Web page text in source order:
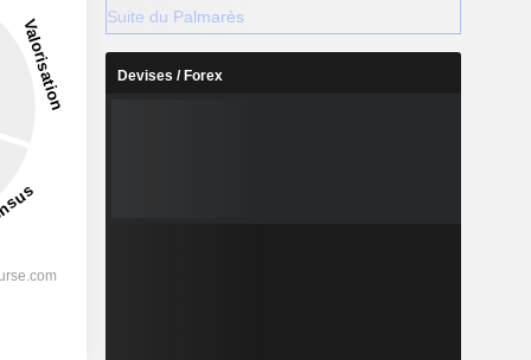
Suite du Palmarès
Devises / Forex